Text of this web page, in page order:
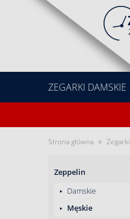
ZEGARKI DAMSKIE
Strona główna » Zegarki
Zeppelin
Damskie
Męskie